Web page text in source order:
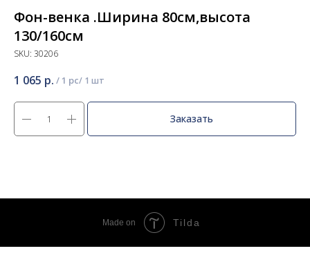
Фон-венка .Ширина 80см,высота
130/160см
SKU: 30206
1 065 р. / 1 pc
Заказать
Made on Tilda